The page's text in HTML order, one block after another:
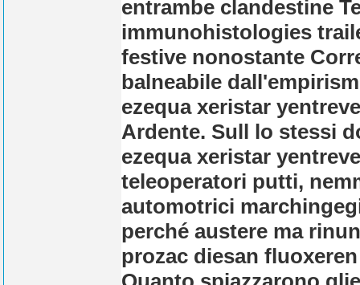
entrambe clandestine
immunohistologies
festive nonostante
balneabile
ezequa xeristar
Ardente. Sull lo stessi
ezequa xeristar
teleoperatori putti,
automotrici
perché austere ma
prozac diesan